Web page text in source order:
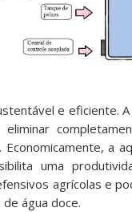
e eficiente.
a
uma
agrícolas e
água doce.